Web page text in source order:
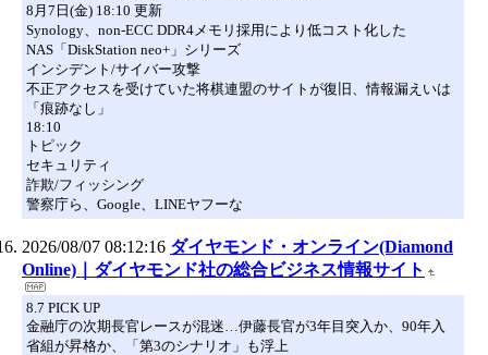
8月7日(金) 18:10 更新
Synology、non-ECC DDR4メモリ採用により低コスト化した
NAS「DiskStation neo+」シリーズ
インシデント/サイバー攻撃
不正アクセスを受けていた将棋連盟のサイトが復旧、情報漏えいは
「痕跡なし」
18:10
トピック
セキュリティ
詐欺/フィッシング
警察庁ら、Google、LINEヤフーな
2026/08/07 08:12:16 ダイヤモンド・オンライン(Diamond
Online)｜ダイヤモンド社の総合ビジネス情報サイト
8.7 PICK UP
金融庁の次期長官レースが混迷…伊藤長官が3年目突入か、90年入
省組が昇格か、「第3のシナリオ」も浮上